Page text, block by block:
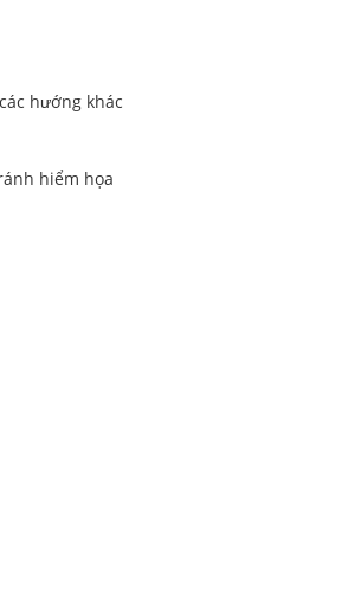
hướng khác
hiểm họa